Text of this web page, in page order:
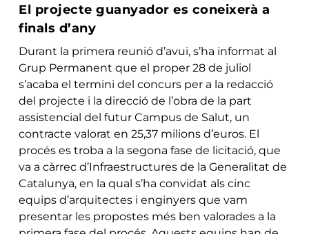
El projecte guanyador es coneixerà a
finals d’any
Durant la primera reunió d’avui, s’ha informat al
Grup Permanent que el proper 28 de juliol
s’acaba el termini del concurs per a la redacció
del projecte i la direcció de l’obra de la part
assistencial del futur Campus de Salut, un
contracte valorat en 25,37 milions d’euros. El
procés es troba a la segona fase de licitació, que
va a càrrec d’Infraestructures de la Generalitat de
Catalunya, en la qual s’ha convidat als cinc
equips d’arquitectes i enginyers que vam
presentar les propostes més ben valorades a la